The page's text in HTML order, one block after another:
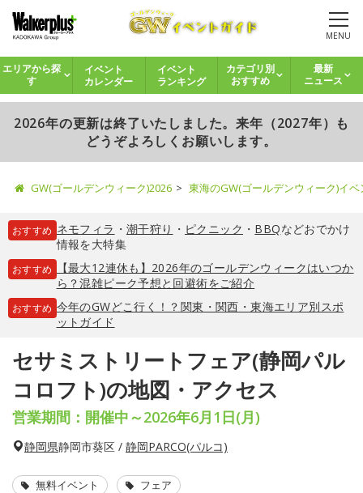
MENU
エリアから探
す
イベント
カレンダー
イベント
ランキング
カテゴリ別
おすすめ
最新
ニュース
2026年の更新は終了いたしました。来年（2027年）も
どうぞよろしくお願いします。
GW(ゴールデンウィーク)2026 東海のGW(ゴールデンウィーク)イ
おすすめ ネモフィラ ・ 潮干狩り ・ ピクニック ・ BBQなどおでかけ
情報を大特集
おすすめ
【最大12連休も】2026年のゴールデンウィークはいつか
ら？混雑ピーク予想と回避術をご紹介
おすすめ 今年のGWどこ行く！？関東・関西・東海エリア別スポ
ットガイド
セサミストリートフェア(静岡パル
コロフト)の地図・アクセス
営業期間：開催中～2026年6月1日(月)
静岡県静岡市葵区 / 静岡PARCO(パルコ)
無料イベント フェア